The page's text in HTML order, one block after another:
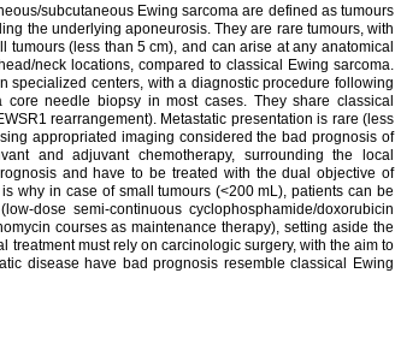
subcutaneous Ewing sarcoma are defined as tumours
the underlying aponeurosis. They are rare tumours, with
tumours (less than 5 cm), and can arise at any anatomical
neck locations, compared to classical Ewing sarcoma.
specialized centers, with a diagnostic procedure following
needle biopsy in most cases. They share classical
rearrangement). Metastatic presentation is rare (less
appropriated imaging considered the bad prognosis of
and adjuvant chemotherapy, surrounding the local
and have to be treated with the dual objective of
why in case of small tumours (<200 mL), patients can be
dose semi-continuous cyclophosphamide/doxorubicin
courses as maintenance therapy), setting aside the
treatment must rely on carcinologic surgery, with the aim to
disease have bad prognosis resemble classical Ewing